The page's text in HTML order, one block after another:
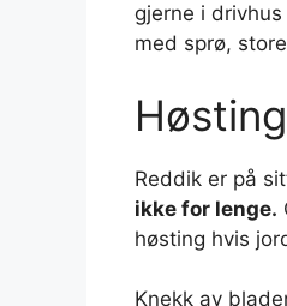
gjerne i
med sprø,
Reddik er på
ikke for lenge.
høsting hvis
Knekk av